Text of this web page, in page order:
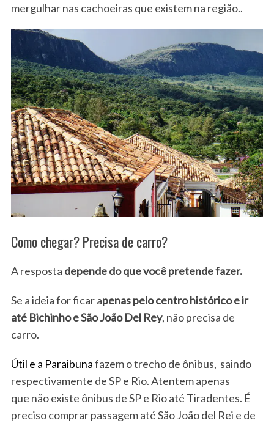
mergulhar nas cachoeiras que existem na região..
Como chegar? Precisa de carro?
A resposta depende do que você pretende fazer.
Se a ideia for ficar apenas pelo centro histórico e ir
até Bichinho e São João Del Rey, não precisa de
carro.
Útil e a Paraibunafazem o trecho de ônibus, saindo
respectivamente de SP e Rio. Atentem apenas
que não existe ônibus de SP e Rio até Tiradentes. É
preciso comprar passagem até São João del Rei e de